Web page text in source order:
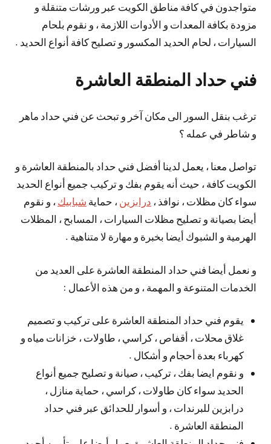
متواجدون في كافة مناطق الكويت عبر ورشات متنقلة و
مزودة بكافة المعدات و الأدوات اللازمة ، و نقوم بلحام
السيارات ، لحام الحديد المكسور و تصليح كافة أنواع الحديد .
فني حداد المنطقة العاشرة
ترغب بنقل السور الى مكان آخر و تبحث عن فني حداد ماهر
و شاطر في عمله ؟
تواصل معنا ، يعمل لدينا أفضل فني حداد بالمنطقة العاشرة و
الكويت كافة ، حيث أنه يقوم بفك و تركيب جميع أنواع الحديد
سواء كان مظلات ، نوافذ ، درابزين ، حماية شبابيك ، و نقوم
أيضا بصيانة و تصليح مظلات السيارات ، المسابح ، المظلات
الهرمية و الشبوك أيضا بخبرة و مهارة لا متناهية .
و نعمل أيضا فني حداد المنطقة العاشرة على العديد من
الخدمات المتنوعة و المهمة ، و من هذه الأعمال :
يقوم فني حداد المنطقة العاشرة على تركيب و تصميم
غلاق محلات ، أقفاص ، كراسي ، طاولات ، خزانات مياه و
كهرباء بعدة أحجام و أشكال .
و نقوم ايضا بفك ، تركيب ، صيانة و تصليح جميع أنواع
الحديد سواء كان طاولات ، كراسي ، حماية منازل ،
درابزين للبرندات ، و أسوار للحدائق عبر فني حداد
المنطقة العاشرة .